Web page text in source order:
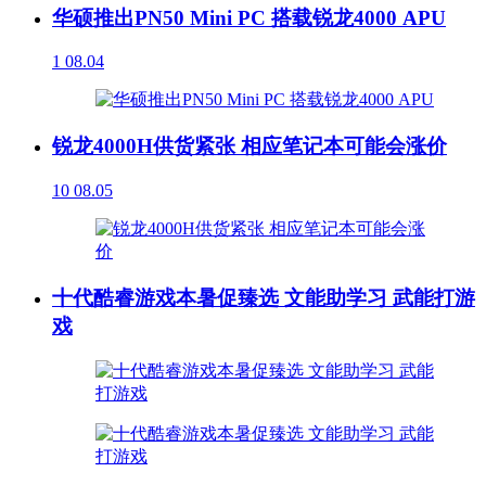
华硕推出PN50 Mini PC 搭载锐龙4000 APU
1 08.04
锐龙4000H供货紧张 相应笔记本可能会涨价
10 08.05
十代酷睿游戏本暑促臻选 文能助学习 武能打游
戏